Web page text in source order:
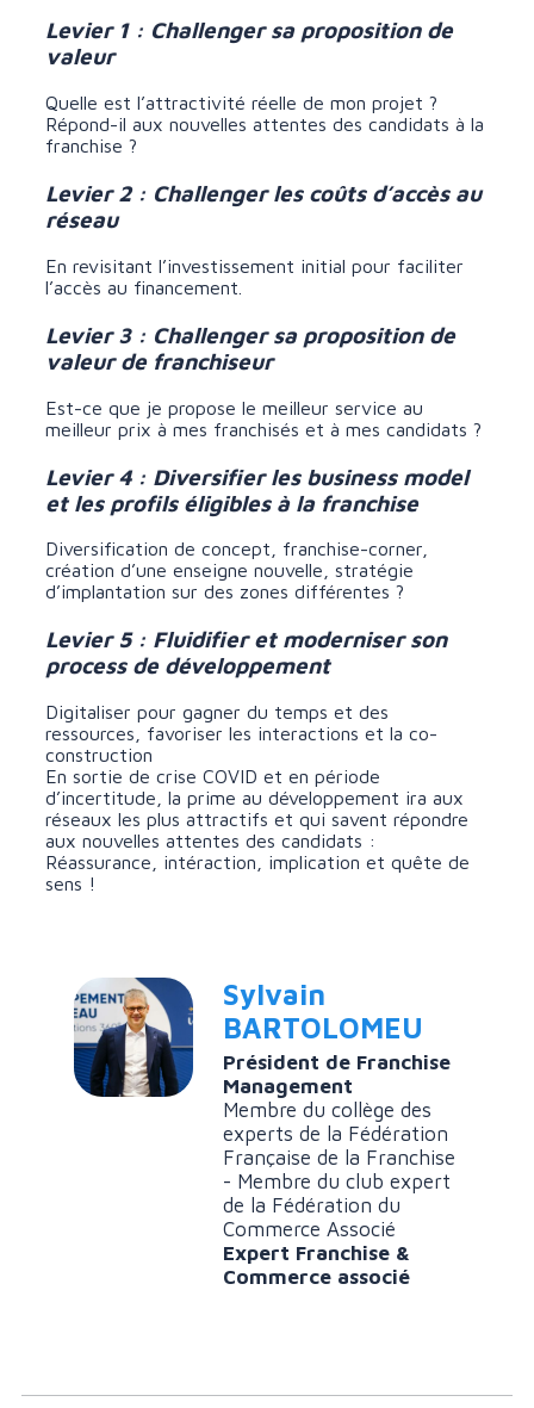
Levier 1 : Challenger sa proposition de
valeur
Quelle est l’attractivité réelle de mon projet ?
Répond-il aux nouvelles attentes des candidats à la
franchise ?
Levier 2 : Challenger les coûts d’accès au
réseau
En revisitant l’investissement initial pour faciliter
l’accès au financement.
Levier 3 : Challenger sa proposition de
valeur de franchiseur
Est-ce que je propose le meilleur service au
meilleur prix à mes franchisés et à mes candidats ?
Levier 4 : Diversifier les business model
et les profils éligibles à la franchise
Diversification de concept, franchise-corner,
création d’une enseigne nouvelle, stratégie
d’implantation sur des zones différentes ?
Levier 5 : Fluidifier et moderniser son
process de développement
Digitaliser pour gagner du temps et des
ressources, favoriser les interactions et la co-
construction
En sortie de crise COVID et en période
d’incertitude, la prime au développement ira aux
réseaux les plus attractifs et qui savent répondre
aux nouvelles attentes des candidats :
Réassurance, intéraction, implication et quête de
sens !
Sylvain
BARTOLOMEU
Président de Franchise
Management
Membre du collège des
experts de la Fédération
Française de la Franchise
- Membre du club expert
de la Fédération du
Commerce Associé
Expert Franchise &
Commerce associé